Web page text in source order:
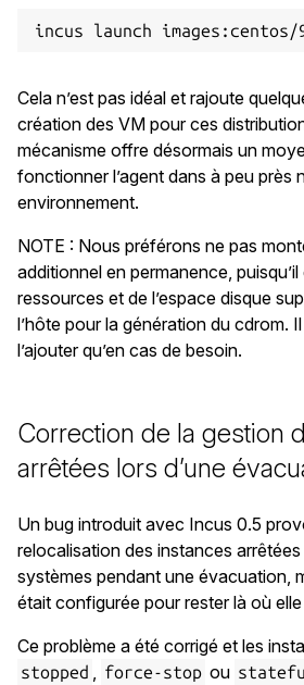
Cela n’est pas idéal et rajoute
création des VM pour ces
mécanisme offre désormais un
fonctionner l’agent dans à peu près
environnement.
NOTE : Nous préférons ne pas
additionnel en permanence,
ressources et de l’espace disque
l’hôte pour la génération du cdrom.
l’ajouter qu’en cas de besoin.
Correction de la gestion
arrêtées lors d’une
Un bug introduit avec Incus 0.5
relocalisation des instances arrêtées
systèmes pendant une évacuation,
était configurée pour rester là où
Ce problème a été corrigé et les
stopped , force-stop ou